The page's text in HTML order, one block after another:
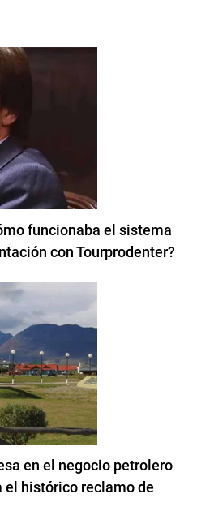
funcionaba el sistema
con Tourprodenter?
en el negocio petrolero
histórico reclamo de